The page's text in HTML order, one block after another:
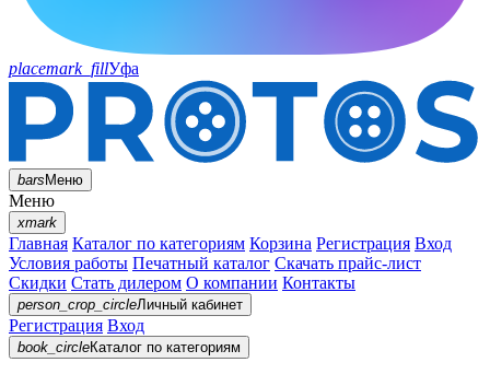
placemark_fillУфа
barsМеню
Меню
xmark
Главная Каталог по категориям Корзина Регистрация Вход
Условия работы Печатный каталог Скачать прайс-лист
Скидки Стать дилером О компании Контакты
person_crop_circleЛичный кабинет
Регистрация Вход
book_circleКаталог по категориям